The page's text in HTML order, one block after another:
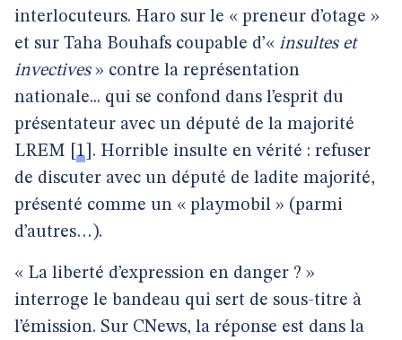
interlocuteurs. Haro sur le « preneur d’otage »
et sur Taha Bouhafs coupable d’« insultes et
invectives» contre la représentation
nationale... qui se confond dans l’esprit du
présentateur avec un député de la majorité
LREM
1 . Horrible insulte en vérité : refuser
de discuter avec un député de ladite majorité,
présenté comme un « playmobil » (parmi
d’autres…).
« La liberté d’expression en danger ? »
interroge le bandeau qui sert de sous-titre à
l’émission. Sur CNews, la réponse est dans la